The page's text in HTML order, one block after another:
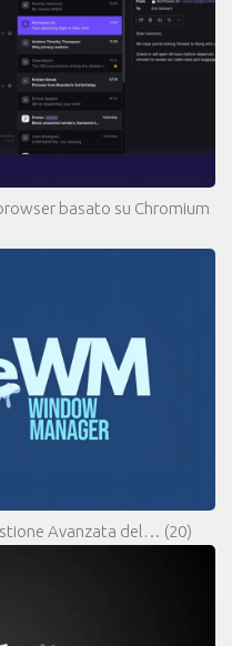
basato su Chromium
Avanzata del… (20)